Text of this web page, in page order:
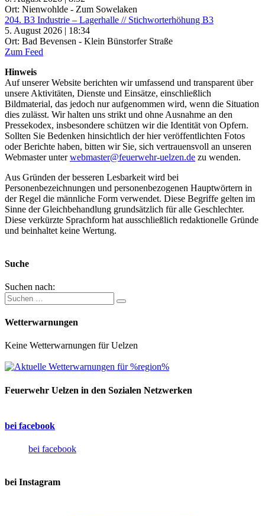
Ort: Nienwohlde - Zum Sowelaken
204. B3 Industrie – Lagerhalle // Stichworterhöhung B3
5. August 2026 | 18:34
Ort: Bad Bevensen - Klein Bünstorfer Straße
Zum Feed
Hinweis
Auf unserer Website berichten wir umfassend und transparent über
unsere Aktivitäten, Dienste und Einsätze, einschließlich
Bildmaterial, das jedoch nur aufgenommen wird, wenn die Situation
dies zulässt. Wir halten uns strikt und ohne Ausnahme an den
Pressekodex, insbesondere schützen wir die Identität von Opfern.
Sollten Sie Bedenken hinsichtlich der hier veröffentlichten Fotos
oder Berichte haben, bitten wir Sie, sich vertrauensvoll an unseren
Webmaster unterwebmaster@feuerwehr-uelzen.de zu wenden.
Aus Gründen der besseren Lesbarkeit wird bei
Personenbezeichnungen und personenbezogenen Hauptwörtern in
der Regel die männliche Form verwendet. Diese Begriffe gelten im
Sinne der Gleichbehandlung grundsätzlich für alle Geschlechter.
Diese verkürzte Sprachform hat ausschließlich redaktionelle Gründe
und beinhaltet keine Wertung.
Suche
Suchen nach:
Wetterwarnungen
Keine Wetterwarnungen für Uelzen
Feuerwehr Uelzen in den Sozialen Netzwerken
bei facebook
bei facebook
bei Instagram